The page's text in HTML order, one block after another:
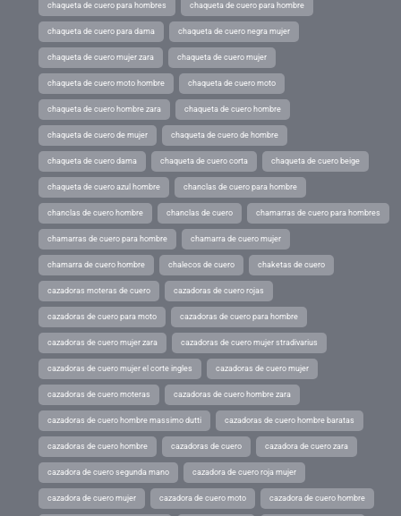
chaqueta de cuero para hombres chaqueta de cuero para hombre
chaqueta de cuero para dama chaqueta de cuero negra mujer
chaqueta de cuero mujer zara chaqueta de cuero mujer
chaqueta de cuero moto hombre chaqueta de cuero moto
chaqueta de cuero hombre zara chaqueta de cuero hombre
chaqueta de cuero de mujer chaqueta de cuero de hombre
chaqueta de cuero dama chaqueta de cuero corta chaqueta de cuero beige
chaqueta de cuero azul hombre chanclas de cuero para hombre
chanclas de cuero hombre chanclas de cuero chamarras de cuero para hombres
chamarras de cuero para hombre chamarra de cuero mujer
chamarra de cuero hombre chalecos de cuero chaketas de cuero
cazadoras moteras de cuero cazadoras de cuero rojas
cazadoras de cuero para moto cazadoras de cuero para hombre
cazadoras de cuero mujer zara cazadoras de cuero mujer stradivarius
cazadoras de cuero mujer el corte ingles cazadoras de cuero mujer
cazadoras de cuero moteras cazadoras de cuero hombre zara
cazadoras de cuero hombre massimo dutti cazadoras de cuero hombre baratas
cazadoras de cuero hombre cazadoras de cuero cazadora de cuero zara
cazadora de cuero segunda mano cazadora de cuero roja mujer
cazadora de cuero mujer cazadora de cuero moto cazadora de cuero hombre